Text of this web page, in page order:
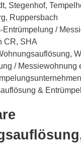
Stegenhof,
Ruppersbach
Entrümpelung /
CR, SHA
/ Messiewohnung
&